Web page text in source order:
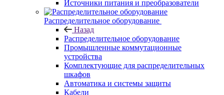
Источники питания и преобразователи
Распределительное оборудование
Назад
Распределительное оборудование
Промышленные коммутационные
устройства
Комплектующие для распределительных
шкафов
Автоматика и системы защиты
Кабели